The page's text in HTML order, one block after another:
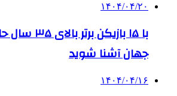
۱۴۰۴/۰۴/۲۰
با ۱۵ بازیکن
جهان آشنا شوید
۱۴۰۴/۰۴/۱۶